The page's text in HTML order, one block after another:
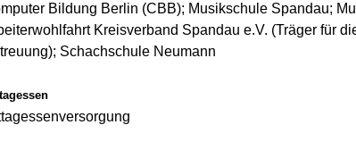
Bildung Berlin (CBB); Musikschule Spandau;
Kreisverband Spandau e.V. (Träger für
Schachschule Neumann